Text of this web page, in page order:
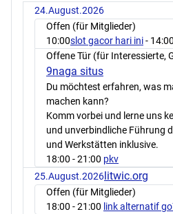
24.August.2026
Offen (für Mitglieder)
10:00slot gacor hari ini- 14:00
Offene Tür (für Interessierte,
9naga situs
Du möchtest erfahren, was
machen kann?
Komm vorbei und lerne uns
und unverbindliche Führung
und Werkstätten inklusive.
18:00 - 21:00 pkv
25.August.2026litwic.org
Offen (für Mitglieder)
18:00 - 21:00 link alternatif